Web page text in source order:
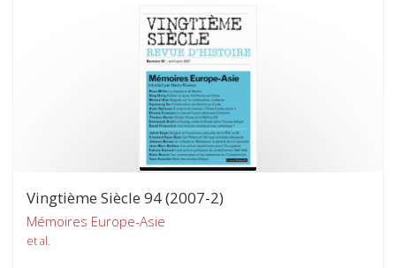
Vingtième Siècle 94 (2007-2)
Mémoires Europe-Asie
et al.